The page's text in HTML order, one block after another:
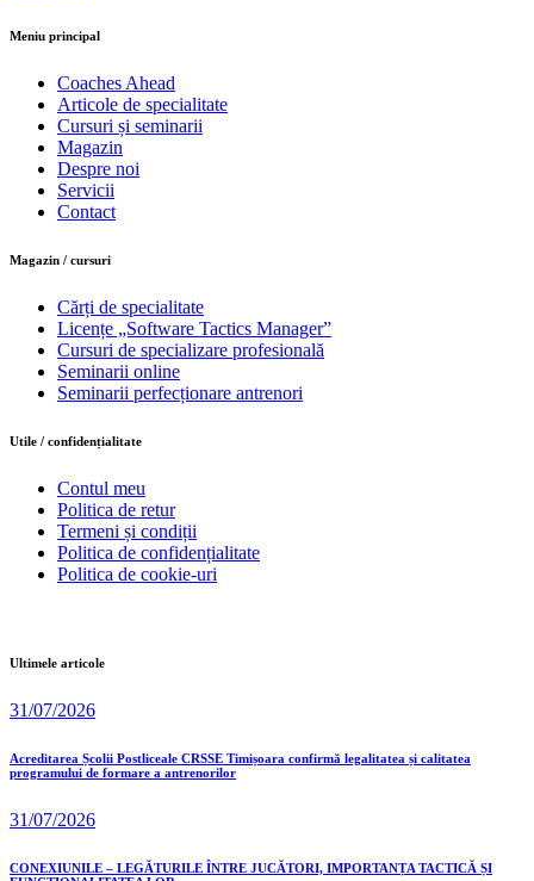
Meniu principal
Coaches Ahead
Articole de specialitate
Cursuri și seminarii
Magazin
Despre noi
Servicii
Contact
Magazin / cursuri
Cărți de specialitate
Licențe „Software Tactics Manager”
Cursuri de specializare profesională
Seminarii online
Seminarii perfecționare antrenori
Utile / confidențialitate
Contul meu
Politica de retur
Termeni și condiții
Politica de confidențialitate
Politica de cookie-uri
Ultimele articole
31/07/2026
Acreditarea Școlii Postliceale CRSSE Timișoara confirmă legalitatea și calitatea
programului de formare a antrenorilor
31/07/2026
CONEXIUNILE – LEGĂTURILE ÎNTRE JUCĂTORI, IMPORTANȚA TACTICĂ ȘI